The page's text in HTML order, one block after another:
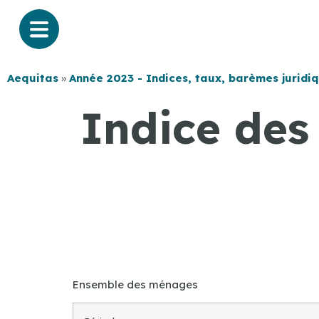
Aequitas » Année 2023 - Indices, taux, barèmes
Indice
Ensemble des ménages